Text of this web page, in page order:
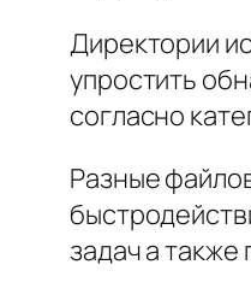
Директории
упростить
согласно
Разные
задач а